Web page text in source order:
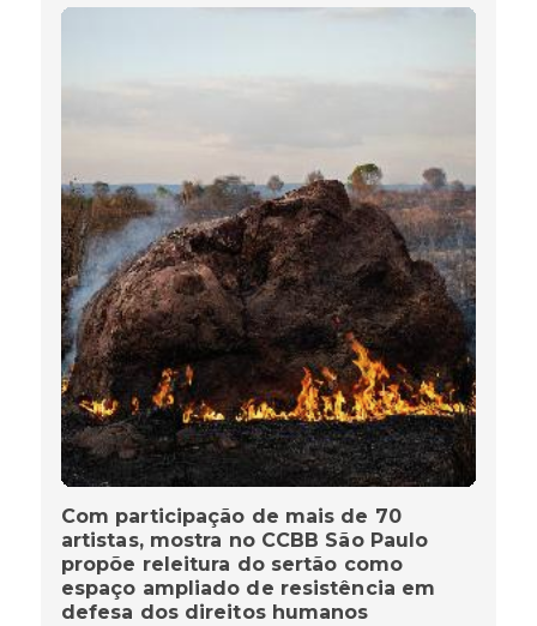
Com participação de mais de 70
artistas, mostra no CCBB São Paulo
propõe releitura do sertão como
espaço ampliado de resistência em
defesa dos direitos humanos